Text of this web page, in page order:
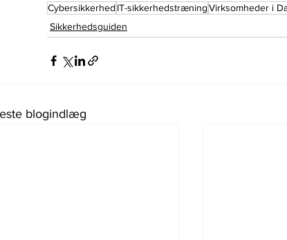
Cybersikkerhed IT-sikkerhedstræningVirksomheder i
Sikkerhedsguiden
blogindlæg